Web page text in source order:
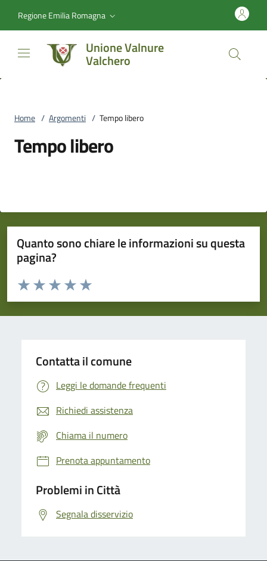
Regione Emilia Romagna
Unione Valnure
Valchero
Home / Argomenti / Tempo libero
Tempo libero
Quanto sono chiare le informazioni su questa
pagina?
Domanda
Valuta da 1 a 5 stelle la pagina
Valuta 5 stelle su 5
Valuta 4 stelle su 5
Valuta 3 stelle su 5
Valuta 2 stelle su 5
Valuta 1 stelle su 5
Contatta il comune
Leggi le domande frequenti
Richiedi assistenza
Chiama il numero
Prenota appuntamento
Problemi in Città
Segnala disservizio